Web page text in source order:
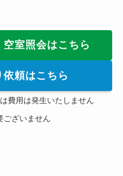
室照会はこちら
頼はこちら
費用は発生いたしません
ございません